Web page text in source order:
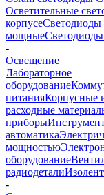
Осветительные
корпусеСветодиоды
мощные
-
Освещение
Лабораторное
оборудование
питанияКорпусные
расходные
приборы
автоматика
мощностью
оборудование
радиодетали
-